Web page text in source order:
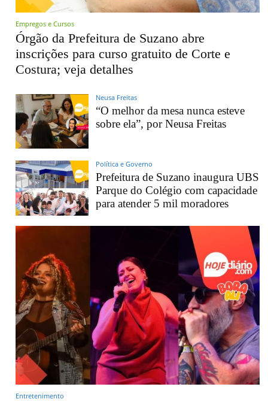
Empregos e Cursos
Órgão da Prefeitura de Suzano abre
inscrições para curso gratuito de Corte e
Costura; veja detalhes
Neusa Freitas
“O melhor da mesa nunca esteve
sobre ela”, por Neusa Freitas
Política e Governo
Prefeitura de Suzano inaugura UBS
Parque do Colégio com capacidade
para atender 5 mil moradores
Entretenimento